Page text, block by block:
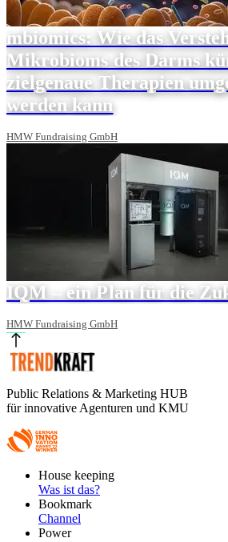
mbiomics: Wie das
Mikrobioms des Darms
zielgenaue Therapien
werden kann
HMW Fundraising GmbH
IQM – ein Plan für die
HMW Fundraising GmbH
Public Relations & Marketing HUB
für innovative Agenturen und KMU
FooterHouse keeping
Was ist das?
Bookmark
Channel
Power